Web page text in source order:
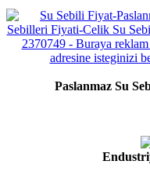
Paslanmaz Su